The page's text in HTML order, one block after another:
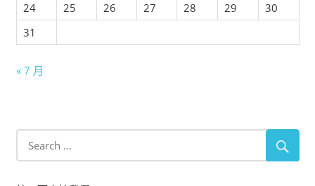
24
25 26 27 28 29
30
31
« 7 月